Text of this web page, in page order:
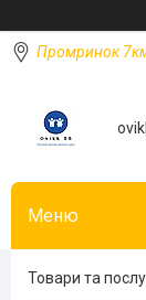
Промринок
Товари та